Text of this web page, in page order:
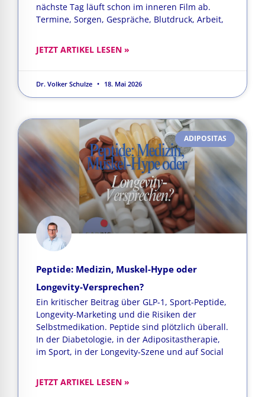
nächste Tag läuft schon im inneren Film ab.
Termine, Sorgen, Gespräche, Blutdruck, Arbeit,
JETZT ARTIKEL LESEN »
Dr. Volker Schulze 18. Mai 2026
ADIPOSITAS
Peptide: Medizin, Muskel-Hype oder
Longevity-Versprechen?
Ein kritischer Beitrag über GLP-1, Sport-Peptide,
Longevity-Marketing und die Risiken der
Selbstmedikation. Peptide sind plötzlich überall.
In der Diabetologie, in der Adipositastherapie,
im Sport, in der Longevity-Szene und auf Social
JETZT ARTIKEL LESEN »